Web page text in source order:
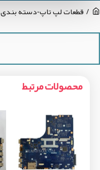
قطعات لپ تاپ-دسته بندی
محصولات مرتبط